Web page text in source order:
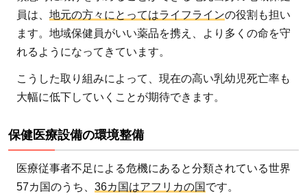
員は、 地元の方々にとってはライフラインの役割も担い
ます。地域保健員がいい薬品を携え、より多くの命を守
れるようになってきています。
こうした取り組みによって、現在の高い乳幼児死亡率も
大幅に低下していくことが期待できます。
保健医療設備の環境整備
医療従事者不足による危機にあると分類されている世界
57カ国のうち、 36カ国はアフリカの国 です。